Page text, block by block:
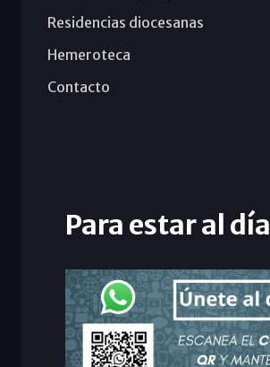
Residencias diocesanas
Hemeroteca
Contacto
Para estar al día